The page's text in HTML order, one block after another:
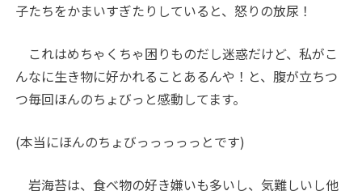
子たちをかまいすぎたりしていると、怒りの放尿！
これはめちゃくちゃ困りものだし迷惑だけど、私がこ
んなに生き物に好かれることあるんや！と、腹が立ちつ
つ毎回ほんのちょびっと感動してます。
(本当にほんのちょびっっっっっとです)
岩海苔は、食べ物の好き嫌いも多いし、気難しいし他